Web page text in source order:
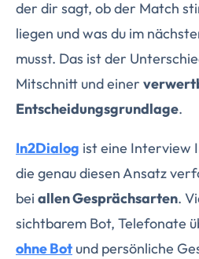
der dir sagt, ob der Match
liegen und was du im
musst. Das ist der
Mitschnitt und einer
Entscheidungsgrundlage.
In2Dialog ist eine Interview
die genau diesen Ansatz
bei allen Gesprächsarten.
sichtbarem Bot, Telefonate
ohne Bot und persönliche